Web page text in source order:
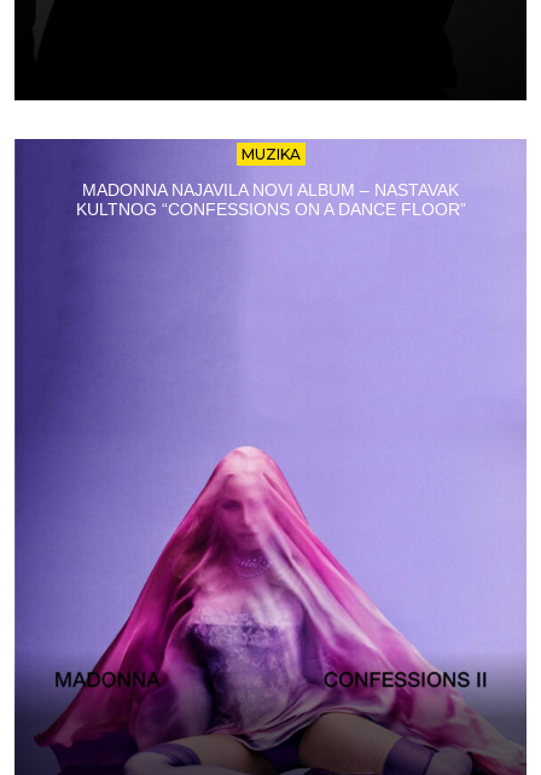
MUZIKA
MADONNA NAJAVILA NOVI ALBUM – NASTAVAK
KULTNOG “CONFESSIONS ON A DANCE FLOOR”